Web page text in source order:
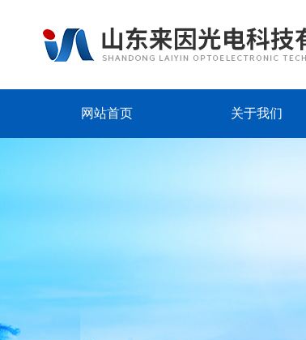
网站首页 关于我们